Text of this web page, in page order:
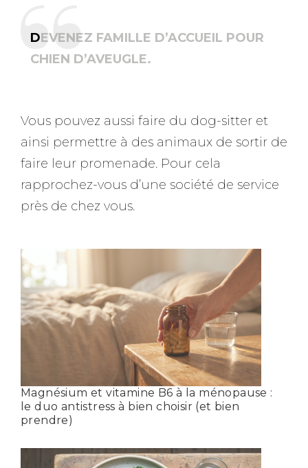
DEVENEZ FAMILLE D’ACCUEIL POUR
CHIEN D’AVEUGLE.
Vous pouvez aussi faire du dog-sitter et
ainsi permettre à des animaux de sortir de
faire leur promenade. Pour cela
rapprochez-vous d’une société de service
près de chez vous.
Magnésium et vitamine B6 à la ménopause :
le duo antistress à bien choisir (et bien
prendre)